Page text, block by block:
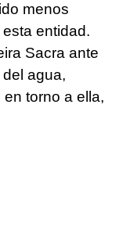
menos
entidad.
Sacra ante
agua,
torno a ella,